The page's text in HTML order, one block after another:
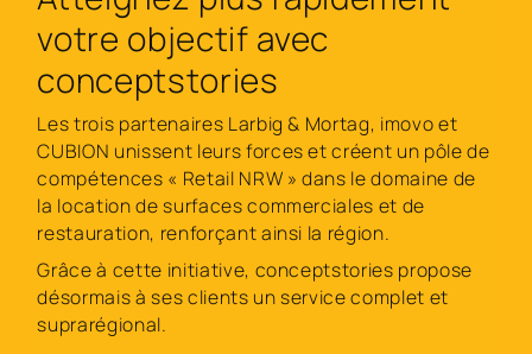
votre objectif avec
conceptstories
Les trois partenaires Larbig & Mortag, imovo et
CUBION unissent leurs forces et créent un pôle de
compétences « Retail NRW » dans le domaine de
la location de surfaces commerciales et de
restauration, renforçant ainsi la région.
Grâce à cette initiative, conceptstories propose
désormais à ses clients un service complet et
suprarégional.